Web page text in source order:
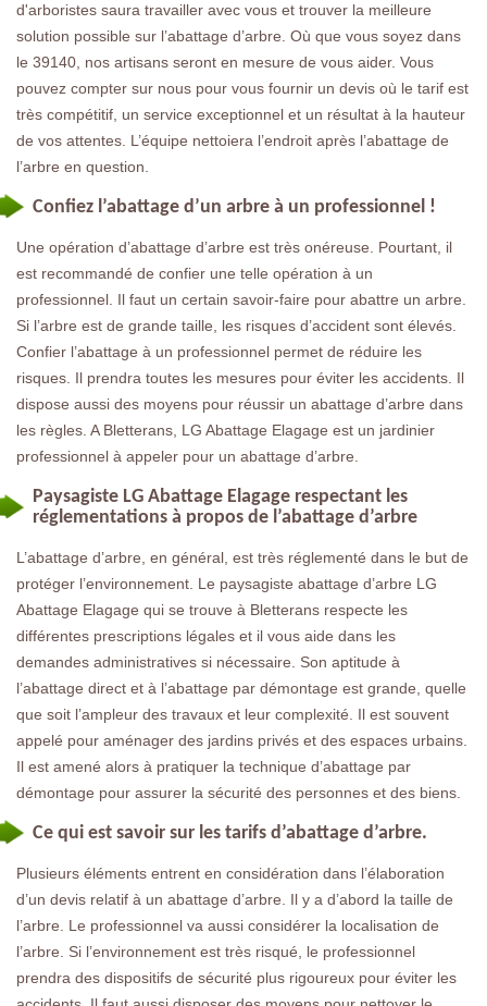
d'arboristes saura travailler avec vous et trouver la meilleure
solution possible sur l’abattage d’arbre. Où que vous soyez dans
le 39140, nos artisans seront en mesure de vous aider. Vous
pouvez compter sur nous pour vous fournir un devis où le tarif est
très compétitif, un service exceptionnel et un résultat à la hauteur
de vos attentes. L’équipe nettoiera l’endroit après l’abattage de
l’arbre en question.
Confiez l’abattage d’un arbre à un professionnel !
Une opération d’abattage d’arbre est très onéreuse. Pourtant, il
est recommandé de confier une telle opération à un
professionnel. Il faut un certain savoir-faire pour abattre un arbre.
Si l’arbre est de grande taille, les risques d’accident sont élevés.
Confier l’abattage à un professionnel permet de réduire les
risques. Il prendra toutes les mesures pour éviter les accidents. Il
dispose aussi des moyens pour réussir un abattage d’arbre dans
les règles. A Bletterans, LG Abattage Elagage est un jardinier
professionnel à appeler pour un abattage d’arbre.
Paysagiste LG Abattage Elagage respectant les
réglementations à propos de l’abattage d’arbre
L’abattage d’arbre, en général, est très réglementé dans le but de
protéger l’environnement. Le paysagiste abattage d’arbre LG
Abattage Elagage qui se trouve à Bletterans respecte les
différentes prescriptions légales et il vous aide dans les
demandes administratives si nécessaire. Son aptitude à
l’abattage direct et à l’abattage par démontage est grande, quelle
que soit l’ampleur des travaux et leur complexité. Il est souvent
appelé pour aménager des jardins privés et des espaces urbains.
Il est amené alors à pratiquer la technique d’abattage par
démontage pour assurer la sécurité des personnes et des biens.
Ce qui est savoir sur les tarifs d’abattage d’arbre.
Plusieurs éléments entrent en considération dans l’élaboration
d’un devis relatif à un abattage d’arbre. Il y a d’abord la taille de
l’arbre. Le professionnel va aussi considérer la localisation de
l’arbre. Si l’environnement est très risqué, le professionnel
prendra des dispositifs de sécurité plus rigoureux pour éviter les